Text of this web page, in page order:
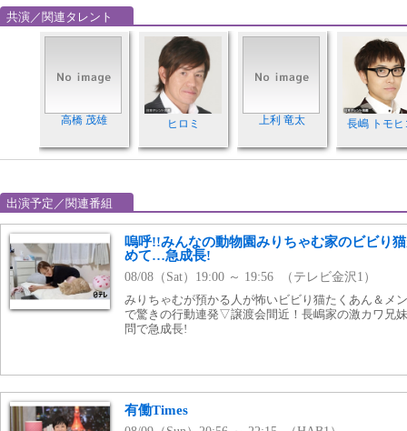
共演／関連タレント
高橋 茂雄 ヒロミ 上利 竜太 長嶋 トモヒ
出演予定／関連番組
嗚呼!!みんなの動物園みりちゃむ家のビビり
めて…急成長!
08/08（Sat）19:00 ～ 19:56 （テレビ金沢1）
みりちゃむが預かる人が怖いビビり猫たくあん＆メ
で驚きの行動連発▽譲渡会間近！長嶋家の激カワ兄
問で急成長!
有働Times